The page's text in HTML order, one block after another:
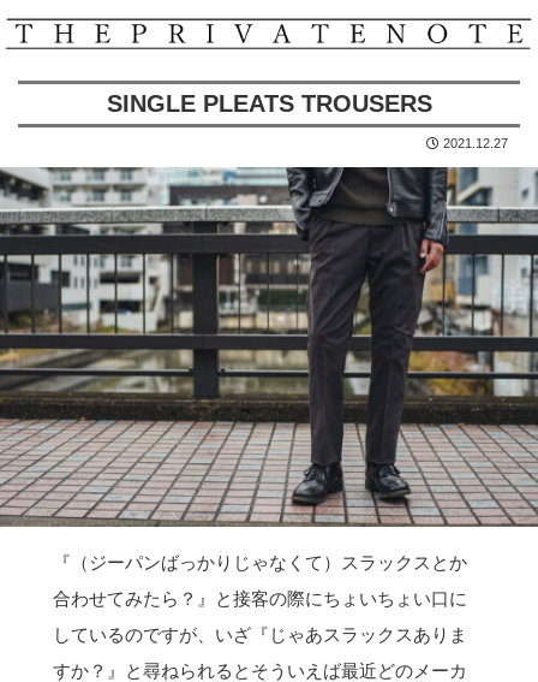
SINGLE PLEATS TROUSERS
2021.12.27
『（ジーパンばっかりじゃなくて）スラックスとか
合わせてみたら？』と接客の際にちょいちょい口に
しているのですが、いざ『じゃあスラックスありま
すか？』と尋ねられるとそういえば最近どのメーカ